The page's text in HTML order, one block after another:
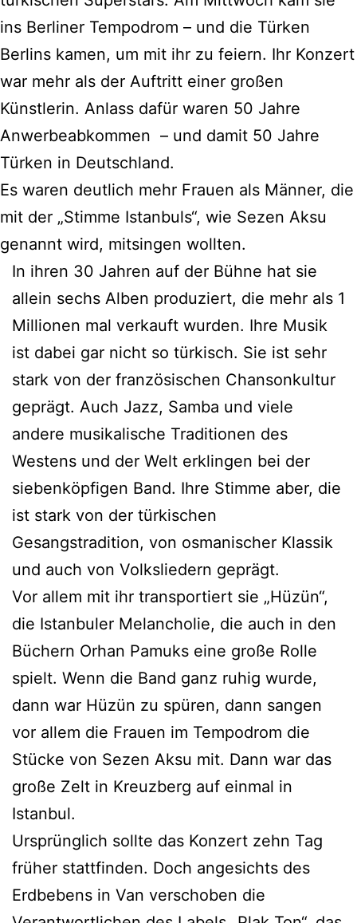
ins Berliner Tempodrom – und die Türken
Berlins kamen, um mit ihr zu feiern. Ihr Konzert
war mehr als der Auftritt einer großen
Künstlerin. Anlass dafür waren 50 Jahre
Anwerbeabkommen – und damit 50 Jahre
Türken in Deutschland.
Es waren deutlich mehr Frauen als Männer, die
mit der „Stimme Istanbuls“, wie Sezen Aksu
genannt wird, mitsingen wollten.
In ihren 30 Jahren auf der Bühne hat sie
allein sechs Alben produziert, die mehr als 1
Millionen mal verkauft wurden. Ihre Musik
ist dabei gar nicht so türkisch. Sie ist sehr
stark von der französischen Chansonkultur
geprägt. Auch Jazz, Samba und viele
andere musikalische Traditionen des
Westens und der Welt erklingen bei der
siebenköpfigen Band. Ihre Stimme aber, die
ist stark von der türkischen
Gesangstradition, von osmanischer Klassik
und auch von Volksliedern geprägt.
Vor allem mit ihr transportiert sie „Hüzün“,
die Istanbuler Melancholie, die auch in den
Büchern Orhan Pamuks eine große Rolle
spielt. Wenn die Band ganz ruhig wurde,
dann war Hüzün zu spüren, dann sangen
vor allem die Frauen im Tempodrom die
Stücke von Sezen Aksu mit. Dann war das
große Zelt in Kreuzberg auf einmal in
Istanbul.
Ursprünglich sollte das Konzert zehn Tag
früher stattfinden. Doch angesichts des
Erdbebens in Van verschoben die